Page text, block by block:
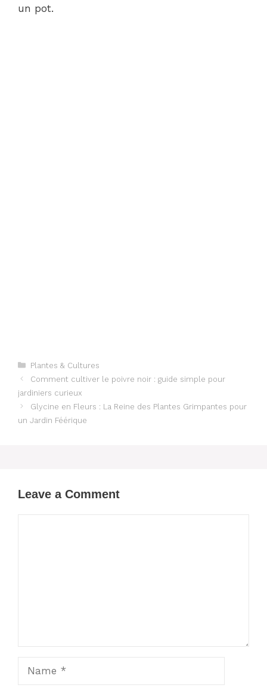
un pot.
Categories
Plantes & Cultures
Comment cultiver le poivre noir : guide simple pour
jardiniers curieux
Glycine en Fleurs : La Reine des Plantes Grimpantes pour
un Jardin Féérique
Leave a Comment